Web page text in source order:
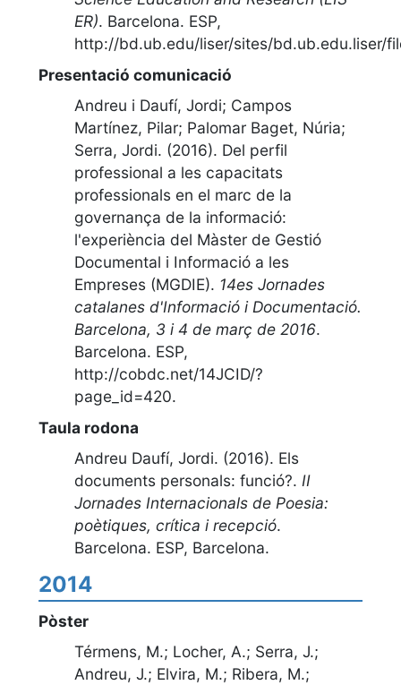
ER). Barcelona. ESP,
http://bd.ub.edu/liser/sites/bd.ub.edu.liser/
Presentació comunicació
Andreu i Daufí, Jordi; Campos
Martínez, Pilar; Palomar Baget, Núria;
Serra, Jordi. (2016). Del perfil
professional a les capacitats
professionals en el marc de la
governança de la informació:
l'experiència del Màster de Gestió
Documental i Informació a les
Empreses (MGDIE). 14es Jornades
catalanes d'Informació i Documentació.
Barcelona, 3 i 4 de març de 2016.
Barcelona. ESP,
http://cobdc.net/14JCID/?
page_id=420.
Taula rodona
Andreu Daufí, Jordi. (2016). Els
documents personals: funció?. II
Jornades Internacionals de Poesia:
poètiques, crítica i recepció.
Barcelona. ESP, Barcelona.
2014
Pòster
Térmens, M.; Locher, A.; Serra, J.;
Andreu, J.; Elvira, M.; Ribera, M.;